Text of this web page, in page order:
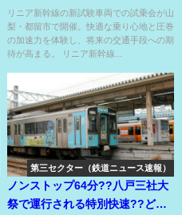
け試乗会を開催⁉
リニア新幹線の新試験車両での試乗会が山
梨・都留市で開催。快適な乗り心地と圧巻
の加速力を体験し、将来の交通手段への期
待が高まる。 リニア新幹線...
第三セクター（鉄道ニュース速報）
ノンストップ64分??八戸三社大
祭で運行される特別快速??どう